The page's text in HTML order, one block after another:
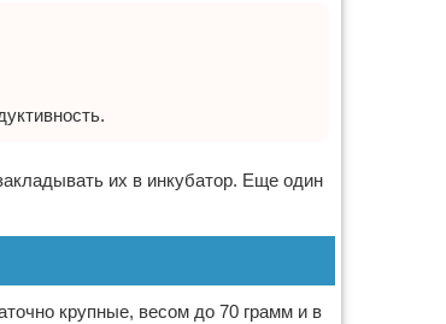
их в инкубатор. Еще один
крупные, весом до 70 грамм и в